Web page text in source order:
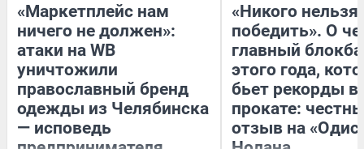
«Маркетплейс нам
ничего не должен»:
атаки на WB
уничтожили
православный бренд
одежды из Челябинска
— исповедь
«Никого нельзя
победить». О
главный
этого года,
бьет рекорды в
прокате:
отзыв на